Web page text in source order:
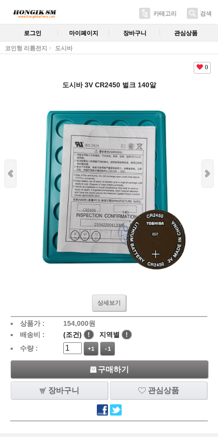
카테고리 검색
로그인 마이페이지 장바구니 관심상품
코인형 리튬전지 도시바
0
도시바 3V CR2450 벌크 140알
상세보기
상품가 : 154,000원
배송비 :
(조건) ! 지역별
!
수량 :
+1 -1
구매하기
장바구니 관심상품